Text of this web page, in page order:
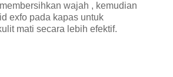
wajah , kemudian
exfo pada kapas untuk
mati secara lebih efektif.